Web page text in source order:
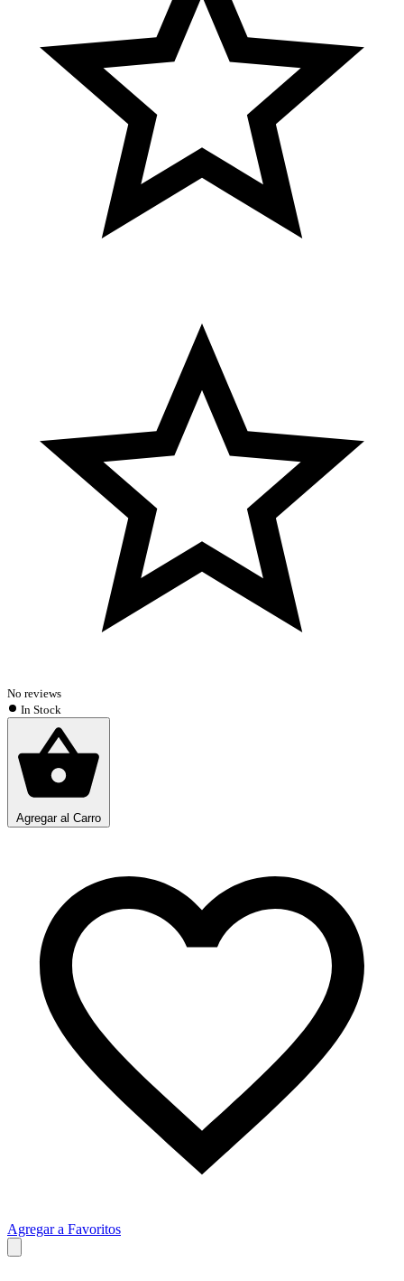
No reviews
In Stock
Agregar al Carro
Agregar a Favoritos